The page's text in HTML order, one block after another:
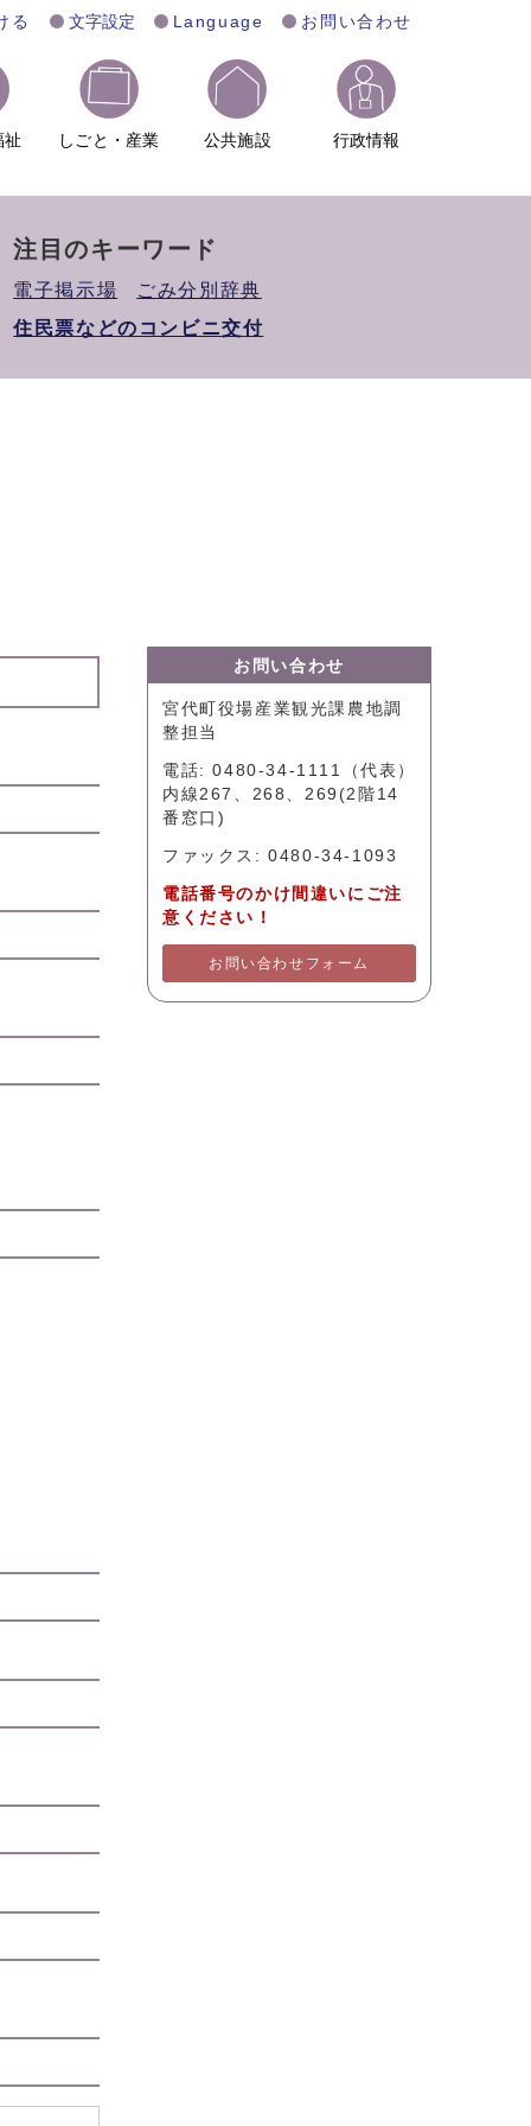
る 文字設定 Language お問い合わせ
祉 しごと・産業 公共施設 行政情報
注目のキーワード
電子掲示場
ごみ分別辞典
住民票などのコンビニ交付
お問い合わせ
宮代町役場産業観光課農地調
整担当
電話: 0480-34-1111（代表）
内線267、268、269(2階14
番窓口)
ファックス: 0480-34-1093
電話番号のかけ間違いにご注
意ください！
お問い合わせフォーム